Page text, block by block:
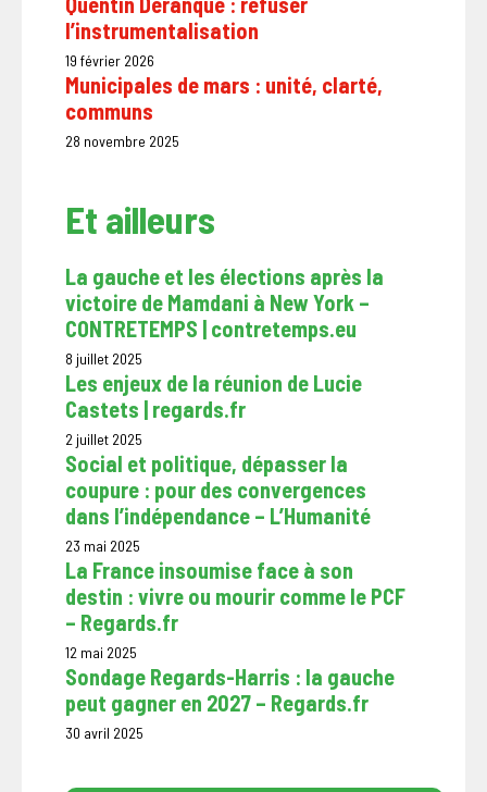
l’instrumentalisation
19 février 2026
Municipales de mars : unité, clarté,
communs
28 novembre 2025
Et ailleurs
La gauche et les élections après la
victoire de Mamdani à New York –
CONTRETEMPS | contretemps.eu
8 juillet 2025
Les enjeux de la réunion de Lucie
Castets | regards.fr
2 juillet 2025
Social et politique, dépasser la
coupure : pour des convergences
dans l’indépendance – L’Humanité
23 mai 2025
La France insoumise face à son
destin : vivre ou mourir comme le PCF
– Regards.fr
12 mai 2025
Sondage Regards-Harris : la gauche
peut gagner en 2027 – Regards.fr
30 avril 2025